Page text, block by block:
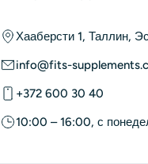
Где
в Эстонии и Латвии
Хааберсти 1, Таллин,
info@fits-
+372 600 30 40
10:00 – 16:00, с